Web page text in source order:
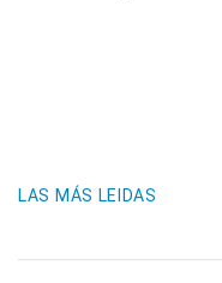
LAS MÁS LEIDAS